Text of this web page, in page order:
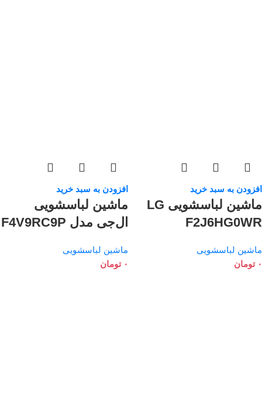
افزودن به سبد خرید
ماشین لباسشویی LG
F2J6HG0WR
ماشین لباسشویی
۰ تومان
افزودن به سبد خرید
ماشین لباسشویی
ال‌جی مدل F4V9RC9P
ماشین لباسشویی
۰ تومان